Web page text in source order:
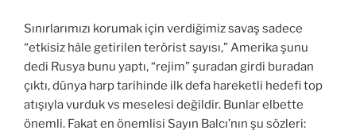
Sınırlarımızı korumak için verdiğimiz savaş sadece
“etkisiz hâle getirilen terörist sayısı,” Amerika şunu
dedi Rusya bunu yaptı, “rejim” şuradan girdi buradan
çıktı, dünya harp tarihinde ilk defa hareketli hedefi top
atışıyla vurduk vs meselesi değildir. Bunlar elbette
önemli. Fakat en önemlisi Sayın Balcı’nın şu sözleri: